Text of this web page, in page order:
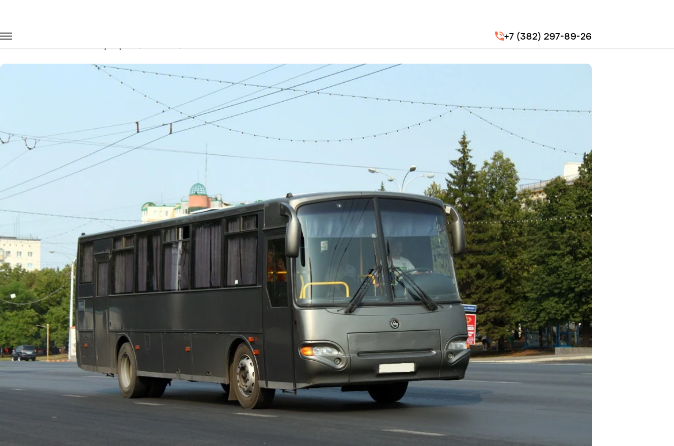
+7 (382) 297-89-26
Заказать КАВЗ Аврора (белый) с водителем в Томске